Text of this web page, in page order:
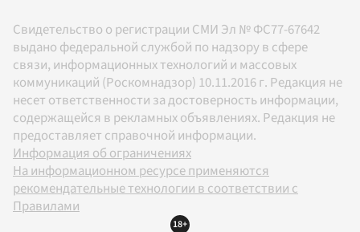
Свидетельство о регистрации СМИ Эл № ФС77-67642
выдано федеральной службой по надзору в сфере
связи, информационных технологий и массовых
коммуникаций (Роскомнадзор) 10.11.2016 г. Редакция не
несет ответственности за достоверность информации,
содержащейся в рекламных объявлениях. Редакция не
предоставляет справочной информации.
Информация об ограничениях
На информационном ресурсе применяются
рекомендательные технологии в соответствии с
Правилами
18+